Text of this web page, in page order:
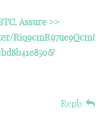
Assure >>
Reply